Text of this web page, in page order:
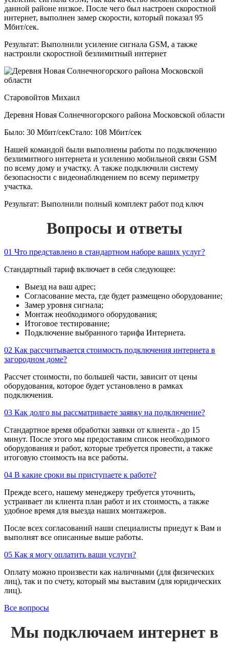
данной районе низкое. После чего был настроен скоростной
интернет, выполнен замер скорости, который показал 95
Мбит/сек.
Результат: Выполнили усиление сигнала GSM, а также
настроили скоростной безлимитный интернет
Старовойтов Михаил
Деревня Новая Солнечногорского района Московской области
Было: 30 Мбит/секСтало: 108 Мбит/сек
Нашей командой были выполнены работы по подключению
безлимитного интернета и усилению мобильной связи GSM
по всему дому и участку. А также подключили систему
безопасности с видеонаблюдением по всему периметру
участка.
Результат: Выполнили полный комплект работ под ключ
Вопросы и ответы
01 Что представлено в стандартном наборе ваших услуг?
Стандартный тариф включает в себя следующее:
Выезд на ваш адрес;
Согласование места, где будет размещено оборудование;
Замер уровня сигнала;
Монтаж необходимого оборудования;
Итоговое тестирование;
Подключение выбранного тарифа Интернета.
02 Как рассчитывается стоимость подключения интернета в
загородном доме?
Рассчет стоимости, по большей части, зависит от цены
оборудования, которое будет установлено в рамках
подключения.
03 Как долго вы рассматриваете заявку на подключение?
Стандартное время обработки заявки от клиента - до 15
минут. После этого мы предоставим список необходимого
оборудования и работ, которые требуется провести, а также
итоговую стоимость на все работы.
04 В какие сроки вы приступаете к работе?
Прежде всего, нашему менеджеру требуется уточнить,
устраивает ли клиента план работ и их стоимость, а также
удобное время для выезда наших монтажеров.
После всех согласований наши специалисты приедут к Вам и
выполнят все описанные выше работы.
05 Как я могу оплатить ваши услуги?
Оплату можно произвести как наличными (для физических
лиц), так и по счету, который мы выставим (для юридических
лиц).
Все вопросы
Мы подключаем интернет в